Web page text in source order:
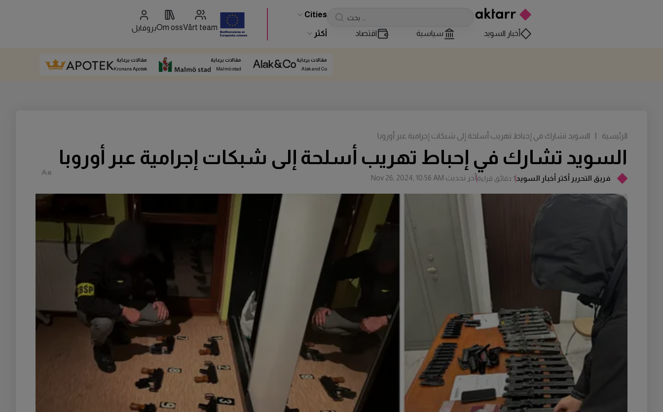
Cities
أخبار السويد سياسية اقتصاد أكثر
Vårt team
Om ossبروفايل
مقالات برعاية
Alak and Co
مقالات برعاية
Malmö stad
مقالات برعاية
Kronans Apotek
فريق التحرير أكتر أخبار السويد1 دقائق قراءة أخر تحديث Nov 26, 2024, 10:56 AM
السويد تشارك في إحباط تهريب أسلحة إلى شبكات إجرامية عبر أوروبا
الرئيسية | السويد تشارك في إحباط تهريب أسلحة إلى شبكات إجرامية عبر أوروبا